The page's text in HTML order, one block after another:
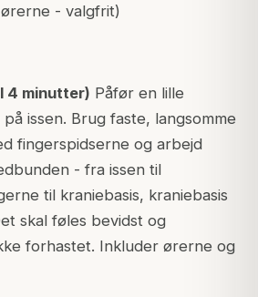
- valgfrit)
4 minutter) Påfør en lille
issen. Brug faste, langsomme
fingerspidserne og arbejd
- fra issen til
til kraniebasis, kraniebasis
skal føles bevidst og
forhastet. Inkluder ørerne og